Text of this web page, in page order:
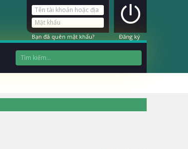
Bạn đã quên mật khẩu? Đăng ký